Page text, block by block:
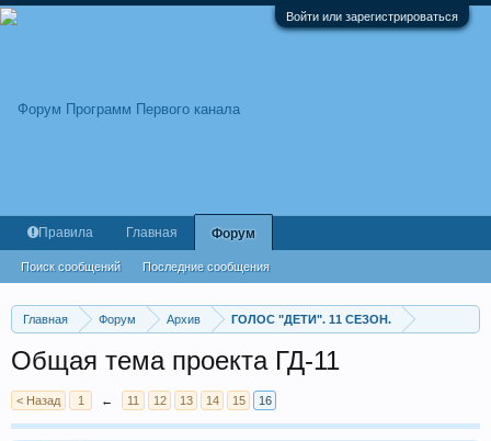
Войти или зарегистрироваться
Главная Форум Архив ГОЛОС "ДЕТИ". 11 СЕЗОН.
Общая тема проекта ГД-11
< Назад 1 ← 11 12 13 14 15 16
Правила Главная Форум
Поиск сообщений Последние сообщения